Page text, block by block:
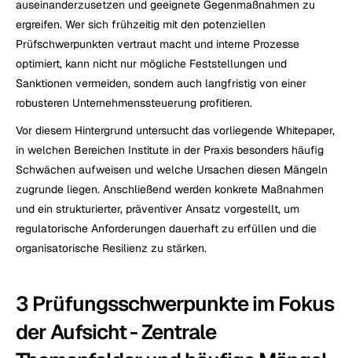
auseinanderzusetzen und geeignete Gegenmaßnahmen zu
ergreifen. Wer sich frühzeitig mit den potenziellen
Prüfschwerpunkten vertraut macht und interne Prozesse
optimiert, kann nicht nur mögliche Feststellungen und
Sanktionen vermeiden, sondern auch langfristig von einer
robusteren Unternehmenssteuerung profitieren.
Vor diesem Hintergrund untersucht das vorliegende Whitepaper,
in welchen Bereichen Institute in der Praxis besonders häufig
Schwächen aufweisen und welche Ursachen diesen Mängeln
zugrunde liegen. Anschließend werden konkrete Maßnahmen
und ein strukturierter, präventiver Ansatz vorgestellt, um
regulatorische Anforderungen dauerhaft zu erfüllen und die
organisatorische Resilienz zu stärken.
3 Prüfungsschwerpunkte im Fokus
der Aufsicht - Zentrale